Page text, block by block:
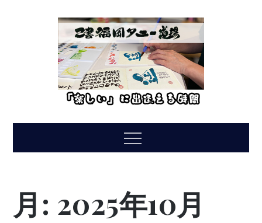
Menu
月: 2025年10月